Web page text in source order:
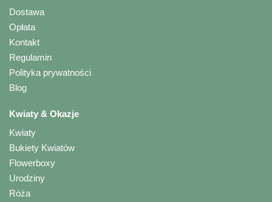
Dostawa
Opłata
Kontakt
Regulamin
Polityka prywatności
Blog
Kwiaty & Okazje
Kwiaty
Bukiety Kwiatów
Flowerboxy
Urodziny
Róża